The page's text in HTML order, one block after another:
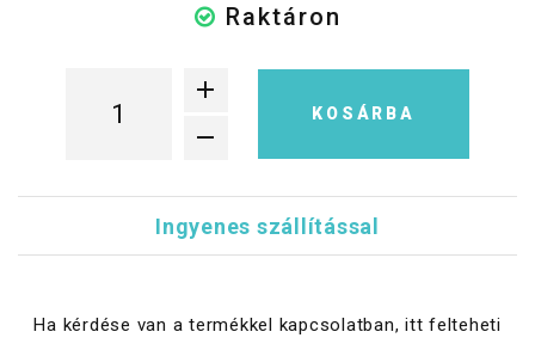
Raktáron
KOSÁRBA
Ingyenes szállítással
Ha kérdése van a termékkel kapcsolatban, itt felteheti